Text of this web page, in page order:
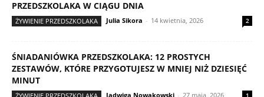
PRZEDSZKOLAKA W CIĄGU DNIA
ŻYWIENIE PRZEDSZKOLAKA Julia Sikora - 14 kwietnia, 2026 2
ŚNIADANIÓWKA PRZEDSZKOLAKA: 12 PROSTYCH
ZESTAWÓW, KTÓRE PRZYGOTUJESZ W MNIEJ NIŻ DZIESIĘĆ
MINUT
Jadwiga Nowakowski - 27 maja, 2026 1